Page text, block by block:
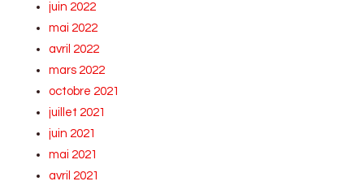
juin 2022
mai 2022
avril 2022
mars 2022
octobre 2021
juillet 2021
juin 2021
mai 2021
avril 2021